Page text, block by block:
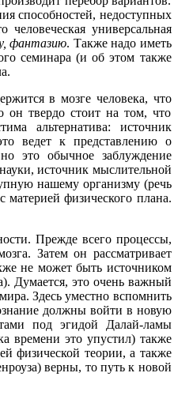
способностей, недоступных
универсальная
фантазию. Также надо иметь
семинара (и об этом также
в мозге человека, что
он твердо стоит на том, что
альтернатива: источник
ведет к представлению о
это обычное заблуждение
источник мыслительной
нашему организму (речь
материей физического плана.
Прежде всего процессы,
Затем он рассматривает
не может быть источником
Думается, это очень важный
Здесь уместно вспомнить
должны войти в новую
под эгидой Далай-ламы
времени это упустил) также
физической теории, а также
верны, то путь к новой